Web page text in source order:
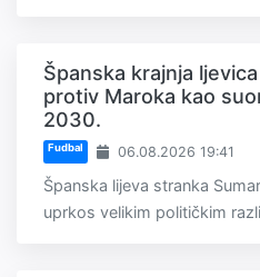
Španska krajnja
protiv Maroka kao
2030.
Fudbal 06.08.2026 19:41
Španska lijeva stranka
uprkos velikim političkim